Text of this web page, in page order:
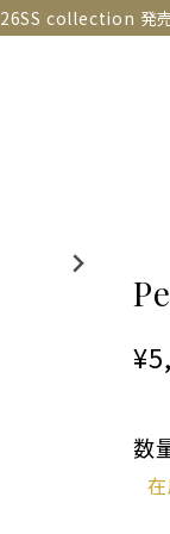
26SS collection 発
数